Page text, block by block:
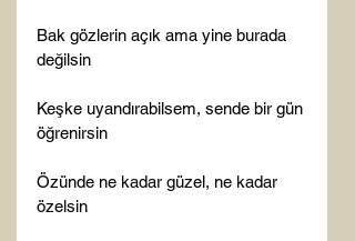
Bak gözlerin açık ama yine burada
değilsin
Keşke uyandırabilsem, sende bir gün
öğrenirsin
Özünde ne kadar güzel, ne kadar
özelsin